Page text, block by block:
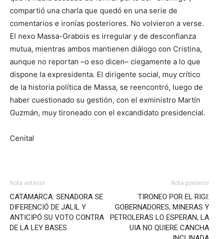
compartió una charla que quedó en una serie de
comentarios e ironías posteriores. No volvieron a verse.
El nexo Massa-Grabois es irregular y de desconfianza
mutua, mientras ambos mantienen diálogo con Cristina,
aunque no reportan –o eso dicen– ciegamente a lo que
dispone la expresidenta. El dirigente social, muy crítico
de la historia política de Massa, se reencontró, luego de
haber cuestionado su gestión, con el exministro Martín
Guzmán, muy tironeado con el excandidato presidencial.
Cenital
Nota anterior
CATAMARCA: SENADORA SE
DIFERENCIÓ DE JALIL Y
ANTICIPÓ SU VOTO CONTRA
DE LA LEY BASES
Nota posterior
TIRONEO POR EL RIGI:
GOBERNADORES, MINERAS Y
PETROLERAS LO ESPERAN, LA
UIA NO QUIERE CANCHA